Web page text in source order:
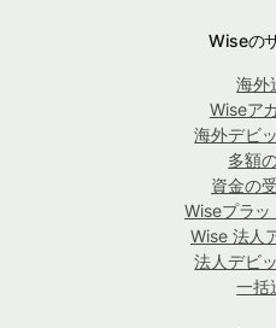
Wiseの
海外
Wiseア
海外デビ
多額
資金の
Wiseプラッ
Wise 法人
法人デビ
一括